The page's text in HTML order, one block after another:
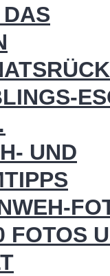
UND
FOTOS